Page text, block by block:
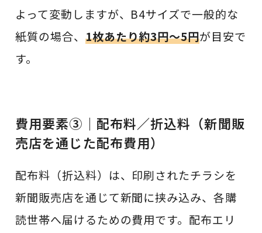
よって変動しますが、B4サイズで一般的な
紙質の場合、 1枚あたり約3円〜5円が目安で
す。
費用要素③｜配布料／折込料（新聞販
売店を通じた配布費用）
配布料（折込料）は、印刷されたチラシを
新聞販売店を通じて新聞に挟み込み、各購
読世帯へ届けるための費用です。配布エリ